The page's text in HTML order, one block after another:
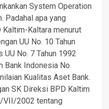
System Operation
Padahal apa yang
Kaltara menurut
UU No. 10 Tahun
No. 7 Tahun 1992
Bank Indonesia No.
Kualitas Aset Bank.
SK Direksi BPD Kaltim
VII/2002 tentang